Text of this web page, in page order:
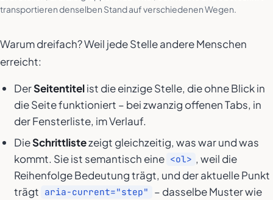
transportieren denselben Stand auf verschiedenen Wegen.
Warum dreifach? Weil jede Stelle andere Menschen
erreicht:
DerSeitentitelist die einzige Stelle, die ohne Blick in
die Seite funktioniert – bei zwanzig offenen Tabs, in
der Fensterliste, im Verlauf.
DieSchrittlistezeigt gleichzeitig, was war und was
kommt. Sie ist semantisch eine <ol> , weil die
Reihenfolge Bedeutung trägt, und der aktuelle Punkt
trägt aria-current="step"
– dasselbe Muster wie